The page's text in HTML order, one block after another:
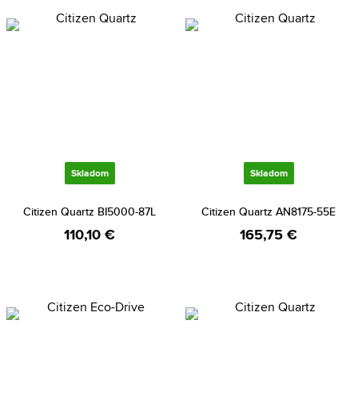
Skladom
Citizen Quartz BI5000-87L
110,10 €
Skladom
Citizen Quartz AN8175-55E
165,75 €